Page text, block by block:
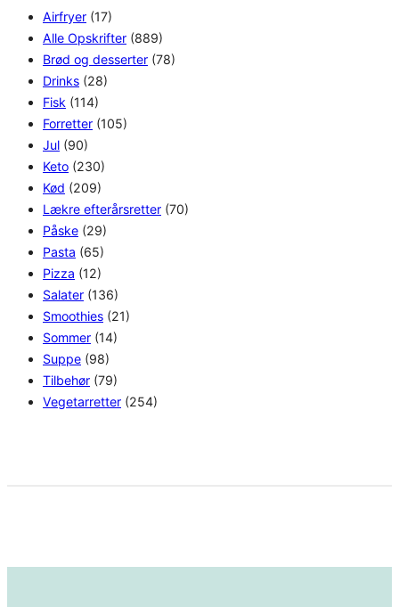
Airfryer (17)
Alle Opskrifter (889)
Brød og desserter (78)
Drinks (28)
Fisk (114)
Forretter (105)
Jul (90)
Keto (230)
Kød (209)
Lækre efterårsretter (70)
Påske (29)
Pasta (65)
Pizza (12)
Salater (136)
Smoothies (21)
Sommer (14)
Suppe (98)
Tilbehør (79)
Vegetarretter (254)